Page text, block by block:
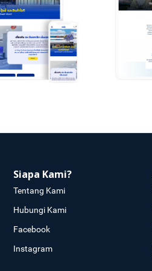
Siapa Kami?
Tentang Kami
Hubungi Kami
Facebook
Instagram